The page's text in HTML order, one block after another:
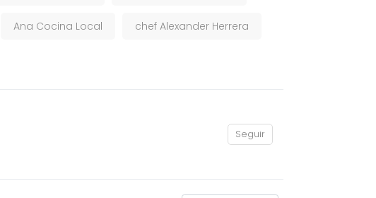
Ana Cocina Local chef Alexander Herrera
Seguir